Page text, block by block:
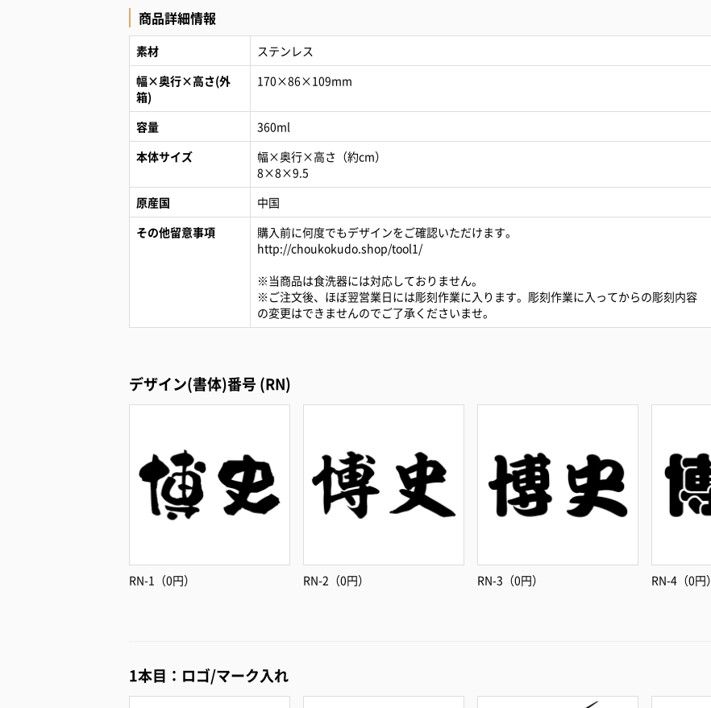
商品詳細情報
素材
ステンレス
幅×奥行×高さ(外
箱)
170×86×109mm
容量
360ml
本体サイズ
幅×奥行×高さ（約cm）
8×8×9.5
原産国
中国
その他留意事項
購入前に何度でもデザインをご確認いただけます。
http://choukokudo.shop/tool1/
※当商品は食洗器には対応しておりません。
※ご注文後、ほぼ翌営業日には彫刻作業に入ります。彫刻作業に入ってからの彫刻内容
の変更はできませんのでご了承くださいませ。
デザイン(書体)番号 (RN)
RN-1（0円） RN-2（0円） RN-3（0円） RN-4（0円）
1本目：ロゴ/マーク入れ